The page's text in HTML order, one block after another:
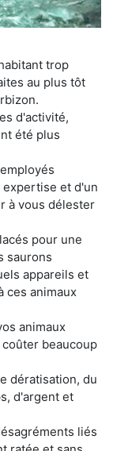
trop
au plus tôt
d'activité,
été plus
et d'un
à vous délester
pour une
saurons
appareils et
ces animaux
animaux
beaucoup
dératisation, du
d'argent et
liés